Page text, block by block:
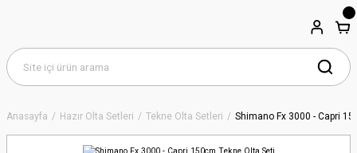
Anasayfa Hazır Olta Setleri Tekne Olta Setleri Shimano Fx 3000 - Capri